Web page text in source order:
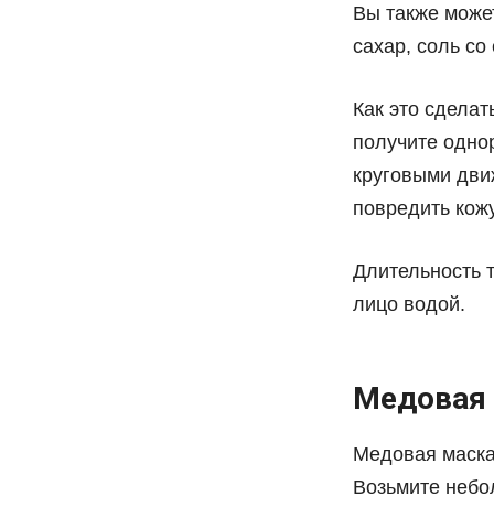
Вы также
сахар, соль со
Как это
получите
круговыми
повредить
Длительность
лицо водой.
Медовая
Медовая
Возьмите